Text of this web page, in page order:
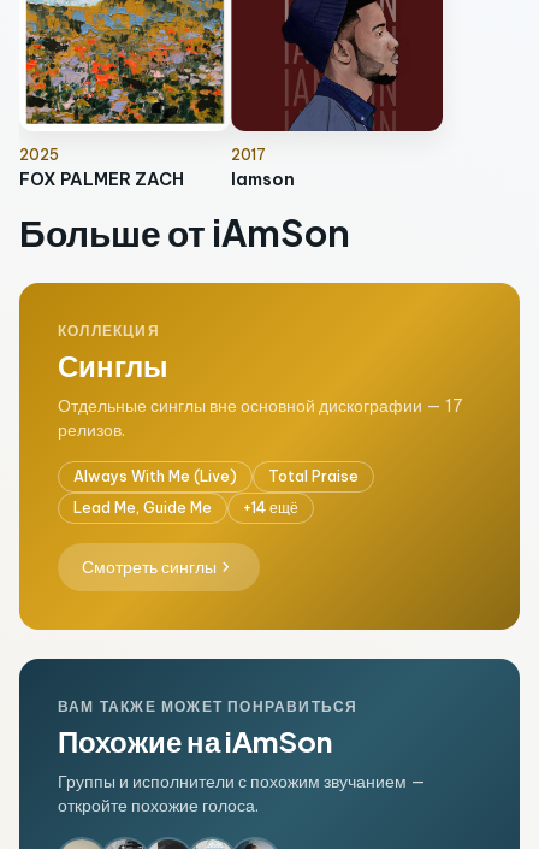
2025
FOX PALMER ZACH
2017
Iamson
Больше от iAmSon
КОЛЛЕКЦИЯ
Синглы
Отдельные синглы вне основной дискографии — 17
релизов.
Always With Me (Live)
Total Praise
Lead Me, Guide Me
+14 ещё
Смотреть синглы chevron_right
ВАМ ТАКЖЕ МОЖЕТ ПОНРАВИТЬСЯ
Похожие на iAmSon
Группы и исполнители с похожим звучанием —
откройте похожие голоса.